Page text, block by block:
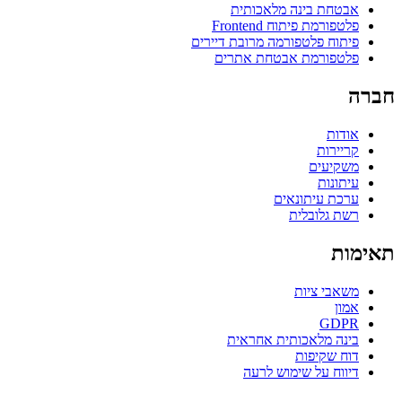
אבטחת בינה מלאכותית
פלטפורמת פיתוח Frontend
פיתוח פלטפורמה מרובת דיירים
פלטפורמת אבטחת אתרים
חברה
אודות
קריירות
משקיעים
עיתונות
ערכת עיתונאים
רשת גלובלית
תאימות
משאבי ציות
אמון
GDPR
בינה מלאכותית אחראית
דוח שקיפות
דיווח על שימוש לרעה